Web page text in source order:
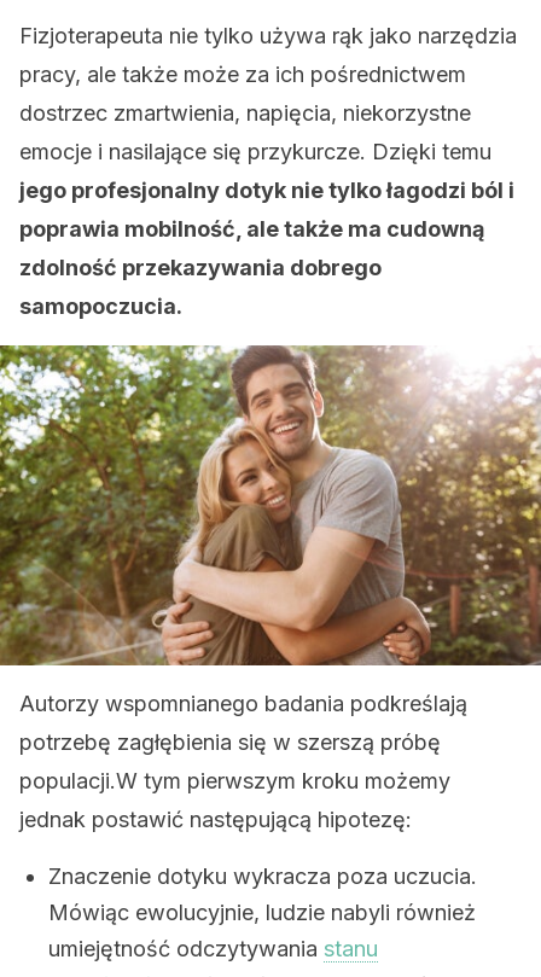
Fizjoterapeuta nie tylko używa rąk jako narzędzia
pracy, ale także może za ich pośrednictwem
dostrzec zmartwienia, napięcia, niekorzystne
emocje i nasilające się przykurcze. Dzięki temu
jego profesjonalny dotyk nie tylko łagodzi ból i
poprawia mobilność, ale także ma cudowną
zdolność przekazywania dobrego
samopoczucia.
Autorzy wspomnianego badania podkreślają
potrzebę zagłębienia się w szerszą próbę
populacji.W tym pierwszym kroku możemy
jednak postawić następującą hipotezę:
Znaczenie dotyku wykracza poza uczucia.
Mówiąc ewolucyjnie, ludzie nabyli również
umiejętność odczytywania stanu